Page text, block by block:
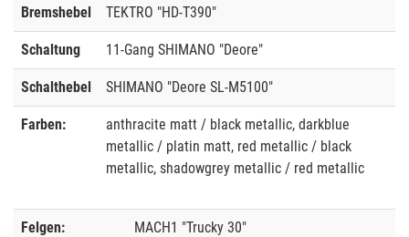
Bremshebel TEKTRO "HD-T390"
Schaltung 11-Gang SHIMANO "Deore"
Schalthebel SHIMANO "Deore SL-M5100"
Farben:
anthracite matt / black metallic, darkblue
metallic / platin matt, red metallic / black
metallic, shadowgrey metallic / red metallic
Felgen: MACH1 "Trucky 30"